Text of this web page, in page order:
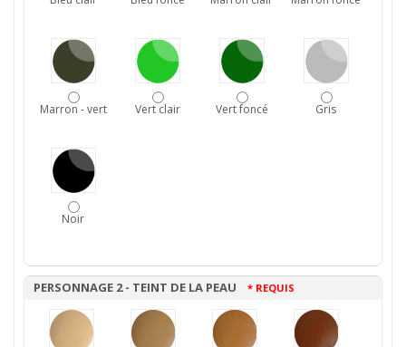
Marron - vert Vert clair Vert foncé Gris
Noir
PERSONNAGE 2 - TEINT DE LA PEAU * REQUIS